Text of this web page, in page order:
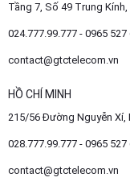
Tầng 7, Số 49 Trung
024.777.99.777 - 0965 527
contact@gtctelecom.vn
HỒ CHÍ MINH
215/56 Đường Nguyễn Xí,
028.777.99.777 - 0965 527
contact@gtctelecom.vn